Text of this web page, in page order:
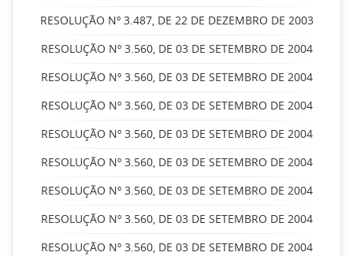
RESOLUÇÃO Nº 3.487, DE 22 DE DEZEMBRO DE 2003
RESOLUÇÃO Nº 3.560, DE 03 DE SETEMBRO DE 2004
RESOLUÇÃO Nº 3.560, DE 03 DE SETEMBRO DE 2004
RESOLUÇÃO Nº 3.560, DE 03 DE SETEMBRO DE 2004
RESOLUÇÃO Nº 3.560, DE 03 DE SETEMBRO DE 2004
RESOLUÇÃO Nº 3.560, DE 03 DE SETEMBRO DE 2004
RESOLUÇÃO Nº 3.560, DE 03 DE SETEMBRO DE 2004
RESOLUÇÃO Nº 3.560, DE 03 DE SETEMBRO DE 2004
RESOLUÇÃO Nº 3.560, DE 03 DE SETEMBRO DE 2004